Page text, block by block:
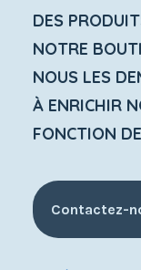
DES
NOTRE
NOUS LES
À ENRICHIR
FONCTION
Contactez-